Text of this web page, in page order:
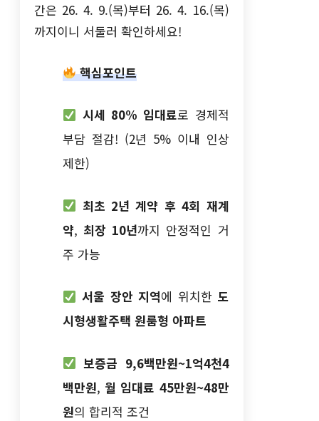
간은 26. 4. 9.(목)부터 26. 4. 16.(목)
까지이니 서둘러 확인하세요!
핵심포인트
시세 80% 임대료로 경제적
부담 절감! (2년 5% 이내 인상
제한)
최초 2년 계약 후 4회 재계
약, 최장 10년까지 안정적인 거
주 가능
서울 장안 지역에 위치한 도
시형생활주택 원룸형 아파트
보증금 9,6백만원~1억4천4
백만원, 월 임대료 45만원~48만
원의 합리적 조건